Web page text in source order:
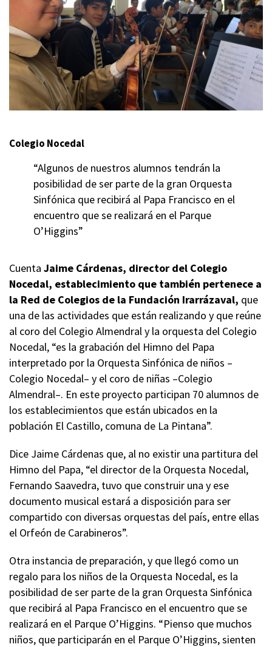
Colegio Nocedal
“Algunos de nuestros alumnos tendrán la
posibilidad de ser parte de la gran Orquesta
Sinfónica que recibirá al Papa Francisco en el
encuentro que se realizará en el Parque
O’Higgins”
Cuenta Jaime Cárdenas, director del Colegio
Nocedal, establecimiento que también pertenece a
la Red de Colegios de la Fundación Irarrázaval, que
una de las actividades que están realizando y que reúne
al coro del Colegio Almendral y la orquesta del Colegio
Nocedal, “es la grabación del Himno del Papa
interpretado por la Orquesta Sinfónica de niños –
Colegio Nocedal– y el coro de niñas –Colegio
Almendral–. En este proyecto participan 70 alumnos de
los establecimientos que están ubicados en la
población El Castillo, comuna de La Pintana”.
Dice Jaime Cárdenas que, al no existir una partitura del
Himno del Papa, “el director de la Orquesta Nocedal,
Fernando Saavedra, tuvo que construir una y ese
documento musical estará a disposición para ser
compartido con diversas orquestas del país, entre ellas
el Orfeón de Carabineros”.
Otra instancia de preparación, y que llegó como un
regalo para los niños de la Orquesta Nocedal, es la
posibilidad de ser parte de la gran Orquesta Sinfónica
que recibirá al Papa Francisco en el encuentro que se
realizará en el Parque O’Higgins. “Pienso que muchos
niños, que participarán en el Parque O’Higgins, sienten